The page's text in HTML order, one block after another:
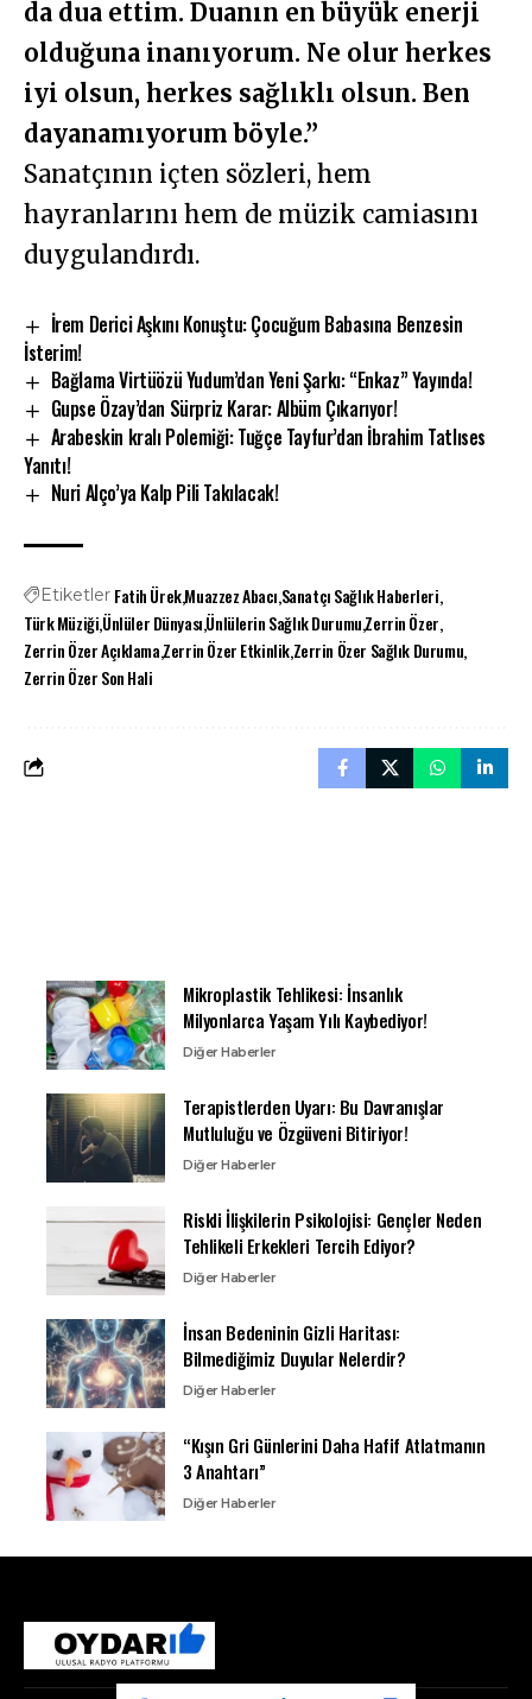
da dua ettim. Duanın en büyük enerji
olduğuna inanıyorum. Ne olur herkes
iyi olsun, herkes sağlıklı olsun. Ben
dayanamıyorum böyle.”
Sanatçının içten sözleri, hem
hayranlarını hem de müzik camiasını
duygulandırdı.
İrem Derici Aşkını Konuştu: Çocuğum Babasına Benzesin
İsterim!
Bağlama Virtüözü Yudum’dan Yeni Şarkı: “Enkaz” Yayında!
Gupse Özay’dan Sürpriz Karar: Albüm Çıkarıyor!
Arabeskin kralı Polemiği: Tuğçe Tayfur’dan İbrahim Tatlıses
Yanıtı!
Nuri Alço’ya Kalp Pili Takılacak!
Etiketler Fatih ÜrekMuazzez AbacıSanatçı Sağlık Haberleri
Türk MüziğiÜnlüler DünyasıÜnlülerin Sağlık DurumuZerrin Özer
Zerrin Özer AçıklamaZerrin Özer EtkinlikZerrin Özer Sağlık Durumu
Zerrin Özer Son Hali
Mikroplastik Tehlikesi: İnsanlık
Milyonlarca Yaşam Yılı Kaybediyor!
Diğer Haberler
Terapistlerden Uyarı: Bu Davranışlar
Mutluluğu ve Özgüveni Bitiriyor!
Diğer Haberler
Riskli İlişkilerin Psikolojisi: Gençler Neden
Tehlikeli Erkekleri Tercih Ediyor?
Diğer Haberler
İnsan Bedeninin Gizli Haritası:
Bilmediğimiz Duyular Nelerdir?
Diğer Haberler
“Kışın Gri Günlerini Daha Hafif Atlatmanın
3 Anahtarı”
Diğer Haberler